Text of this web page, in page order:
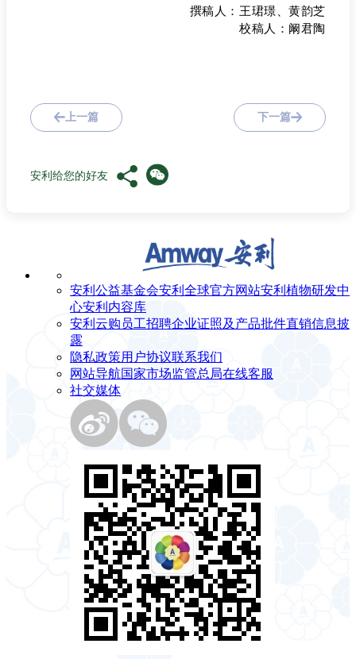
撰稿人：王珺璟、黄韵芝
校稿人：阚君陶
上一篇 下一篇
安利给您的好友
安利公益基金会安利全球官方网站安利植物研发中
心安利内容库
安利云购 员工招聘企业证照及产品批件直销信息披
露
隐私政策用户协议联系我们
网站导航国家市场监管总局在线客服
社交媒体